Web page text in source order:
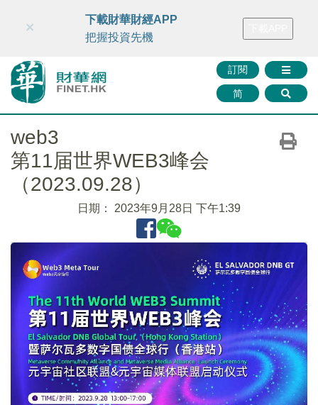
財華智庫網 FINTV FINMETA 財華證券 媒體矩陣
訂閱
简
×
下載財華財經APP
把握投資先機
web3
第11届世界WEB3峰会
（2023.09.28）
日期： 2023年9月28日 下午1:39